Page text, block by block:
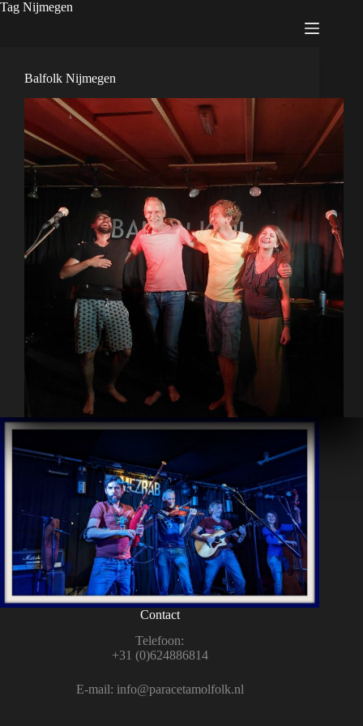
Tag Nijmegen
Balfolk Nijmegen
Contact
Tele­foon:
+31 (0)624886814
E‑mail: info@paracetamolfolk.nl